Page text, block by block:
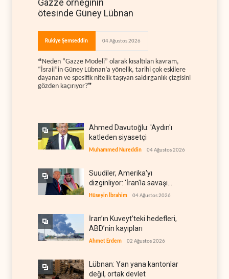
Gazze örneğinin
ötesinde Güney Lübnan
Rukiye Şemseddin 04 Ağustos 2026
❝Neden “Gazze Modeli” olarak kısaltılan kavram,
“İsrail”in Güney Lübnan’a yönelik, tarihi çok eskilere
dayanan ve spesifik nitelik taşıyan saldırganlık çizgisini
gözden kaçırıyor?❞
Ahmed Davutoğlu: 'Aydın'ı
katleden siyasetçi
Muhammed Nureddin 04 Ağustos 2026
Suudiler, Amerika'yı
dizginliyor: 'İran'la savaşı
kaldıracak gücümüz yok'
Hüseyin İbrahim 04 Ağustos 2026
İran’ın Kuveyt’teki hedefleri,
ABD’nin kayıpları
Ahmet Erdem 02 Ağustos 2026
Lübnan: Yan yana kantonlar
değil, ortak devlet